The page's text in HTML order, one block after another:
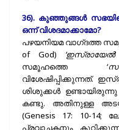
36). കുഞ്ഞുങ്ങൾ
ഒന്ന് വിശദമാക്കാമോ?
പഴയനിയമ വാഗ്‌ദത്ത
of God) ‘ഇസ്രായേൽ
സമൂഹത്തെ ‘
വിശേഷിപ്പിക്കുന്നത്.
ശിശുക്കൾ
കണ്ടു. അതിനുള്ള
(Genesis 17: 10-
പ്രവാചകനും